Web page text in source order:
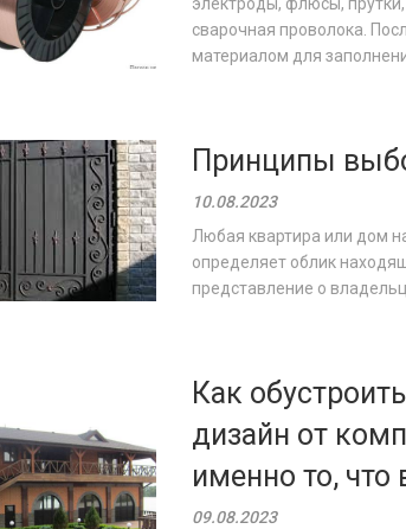
сварочная проволока.
материалом для
Принципы
10.08.2023
Любая квартира или дом
определяет облик
представление о
Как
дизайн от
именно то,
09.08.2023